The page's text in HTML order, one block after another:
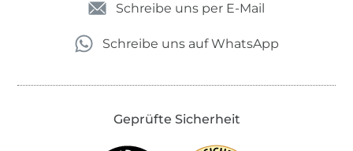
Schreibe uns per E-Mail
Schreibe uns auf WhatsApp
Geprüfte Sicherheit